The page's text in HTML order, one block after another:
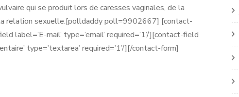
qui se produit lors de caresses vaginales, de la
la relation sexuelle.[polldaddy poll=9902667] [contact-
label=’E-mail’ type=’email’ required=’1’/][contact-field
type=’textarea’ required=’1’/][/contact-form]